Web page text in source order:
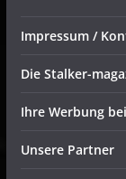
Impressum /
Die Stalker-
Ihre Werbung
Unsere Partner